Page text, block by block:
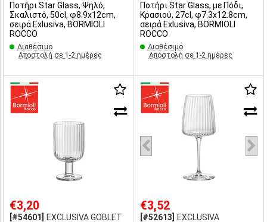
Ποτήρι Star Glass, Ψηλό,
Σκαλιστό, 50cl, φ8.9x12cm,
σειρά Exlusiva, BORMIOLI
ROCCO
Διαθέσιμο
Αποστολή σε 1-2 ημέρες
Ποτήρι Star Glass, με Πόδι,
Κρασιού, 27cl, φ7.3x12.8cm,
σειρά Exlusiva, BORMIOLI
ROCCO
Διαθέσιμο
Αποστολή σε 1-2 ημέρες
€3,20
[#54601]
EXCLUSIVA GOBLET
€3,52
[#52613]
EXCLUSIVA